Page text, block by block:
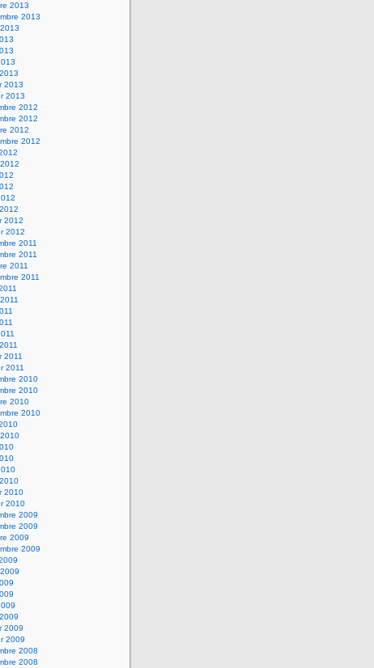
2013
2013
2013
2013
2012
2012
2012
2012
2012
2012
2011
2011
2011
2011
2011
2011
2010
2010
2010
2010
2010
2010
2009
2009
2009
2009
2009
2009
2008
2008